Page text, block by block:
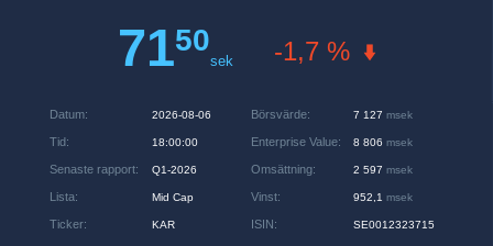
7150
sek -1,7 %
Datum: 2026-08-06
Tid: 18:00:00
Senaste rapport: Q1-2026
Lista: Mid Cap
Ticker: KAR
Börsvärde: 7 127 msek
Enterprise Value: 8 806 msek
Omsättning: 2 597 msek
Vinst: 952,1 msek
ISIN: SE0012323715